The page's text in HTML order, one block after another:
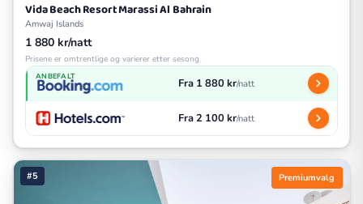
Vida Beach Resort Marassi Al Bahrain
Amwaj Islands
1 880 kr/natt
Prisene er omtrentlige og varierer etter sesong
ANBEFALT Fra 1 880 kr/natt
Fra 2 100 kr/natt
#5 Premiumvalg